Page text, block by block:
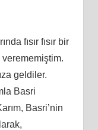
fısır fısır bir
geldiler.
Basri
Basri’nin